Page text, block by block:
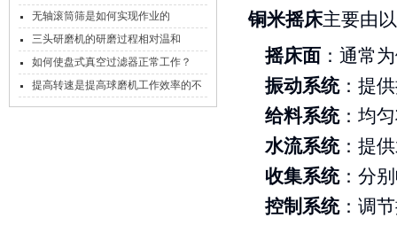
无轴滚筒筛是如何实现作业的
三头研磨机的研磨过程相对温和
如何使盘式真空过滤器正常工作？
提高转速是提高球磨机工作效率的不
二法则
铜米摇床主要由
摇床面 ：通常
振动系统：提
给料系统：均
水流系统：提
收集系统：分
控制系统：调